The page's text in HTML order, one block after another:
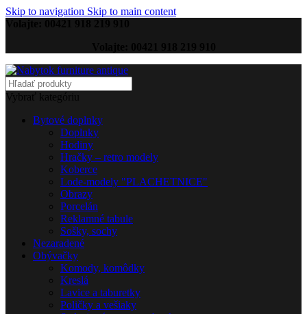
Skip to navigation Skip to main content
Vybrať kategóriu
Bytové doplnky
Doplnky
Hodiny
Hračky – retro modely
Koberce
Lode-modely "PLACHETNICE"
Obrazy
Porcelán
Reklamné tabule
Sošky, sochy
Nezaradené
Obývačky
Komody, komôdky
Kreslá
Lavice a taburetky
Poličky a vešiaky